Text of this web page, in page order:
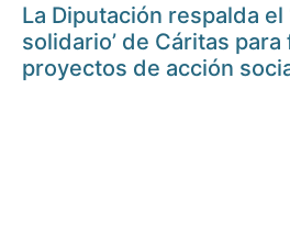
La Diputación respalda el
solidario’ de Cáritas
proyectos de acción